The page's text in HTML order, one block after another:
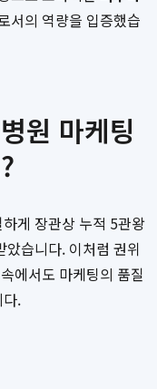
서의 역량을 입증했습
원 마케팅
게 장관상 누적 5관왕
습니다. 이처럼 권위
에서도 마케팅의 품질
.